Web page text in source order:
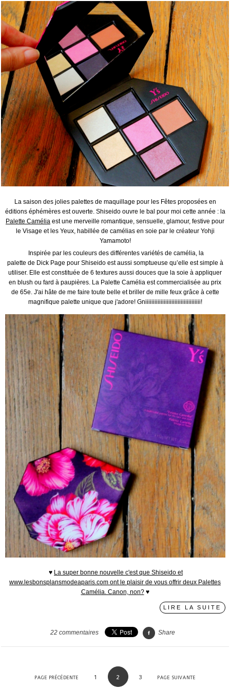
La saison des jolies palettes de maquillage pour les Fêtes proposées en
éditions éphémères est ouverte. Shiseido ouvre le bal pour moi cette année : la
Palette Camélia est une merveille romantique, sensuelle, glamour, festive pour
le Visage et les Yeux, habillée de camélias en soie par le créateur Yohji
Yamamoto!
Inspirée par les couleurs des différentes variétés de camélia, la
palette de Dick Page pour Shiseido est aussi somptueuse qu’elle est simple à
utiliser. Elle est constituée de 6 textures aussi douces que la soie à appliquer
en blush ou fard à paupières. La Palette Camélia est commercialisée au prix
de 65e. J'ai hâte de me faire toute belle et briller de mille feux grâce à cette
magnifique palette unique que j'adore! Gniiiiiiiiiiiiiiiiiiiiiiiiiiiiiiiiiiii!
♥ La super bonne nouvelle c'est que Shiseido et
www.lesbonsplansmodeaparis.com ont le plaisir de vous offrir deux Palettes
Camélia. Canon, non?♥
LIRE LA SUITE
22 commentaires Share
PAGE PRÉCÉDENTE 1 2 3 PAGE SUIVANTE